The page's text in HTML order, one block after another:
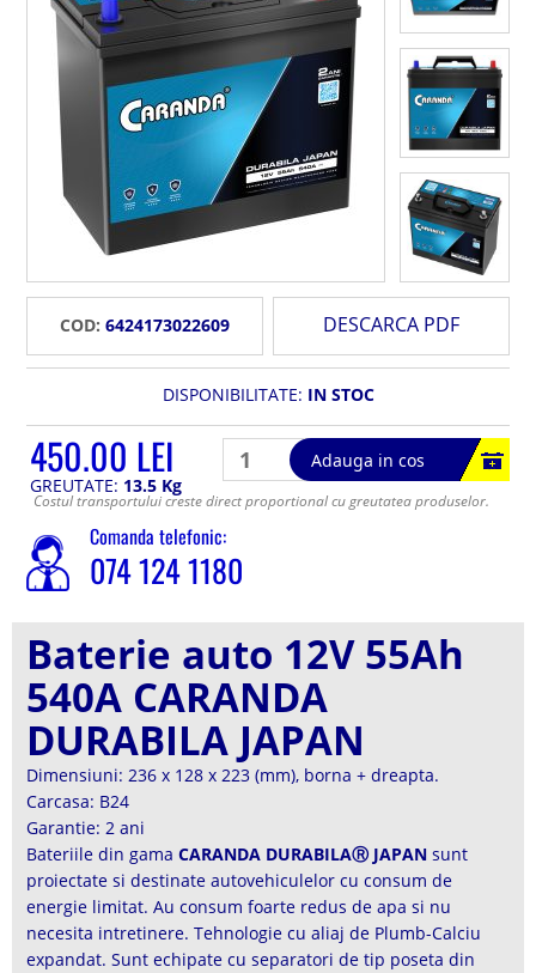
COD: 6424173022609 DESCARCA PDF
DISPONIBILITATE: IN STOC
450.00 LEI
Adauga in cos
GREUTATE: 13.5 Kg
Costul transportului creste direct proportional cu greutatea produselor.
Comanda telefonic:
074 124 1180
Baterie auto 12V 55Ah
540A CARANDA
DURABILA JAPAN
Dimensiuni: 236 x 128 x 223 (mm), borna + dreapta.
Carcasa: B24
Garantie: 2 ani
Bateriile din gama CARANDA DURABILAⓇ JAPAN sunt
proiectate si destinate autovehiculelor cu consum de
energie limitat. Au consum foarte redus de apa si nu
necesita intretinere. Tehnologie cu aliaj de Plumb-Calciu
expandat. Sunt echipate cu separatori de tip poseta din